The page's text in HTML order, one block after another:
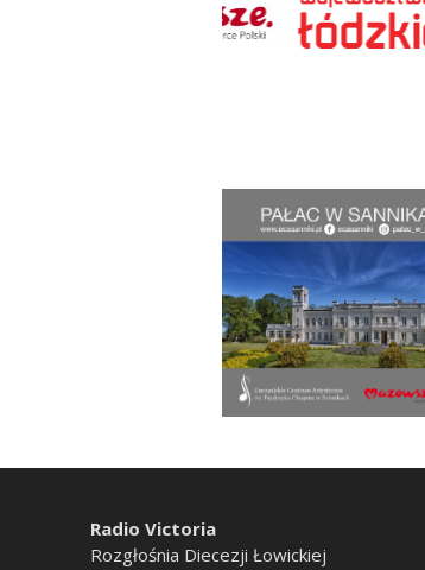
Radio Victoria
Rozgłośnia Diecezji Łowickiej